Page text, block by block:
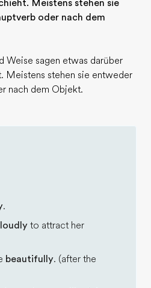
Meistens stehen sie
oder nach dem
Weise sagen etwas darüber
Meistens stehen sie entweder
nach dem Objekt.
.
loudly to attract her
beautifully. (after the